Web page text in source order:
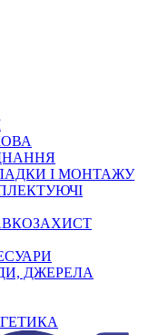
І МОНТАЖУ
ДЖЕРЕЛА